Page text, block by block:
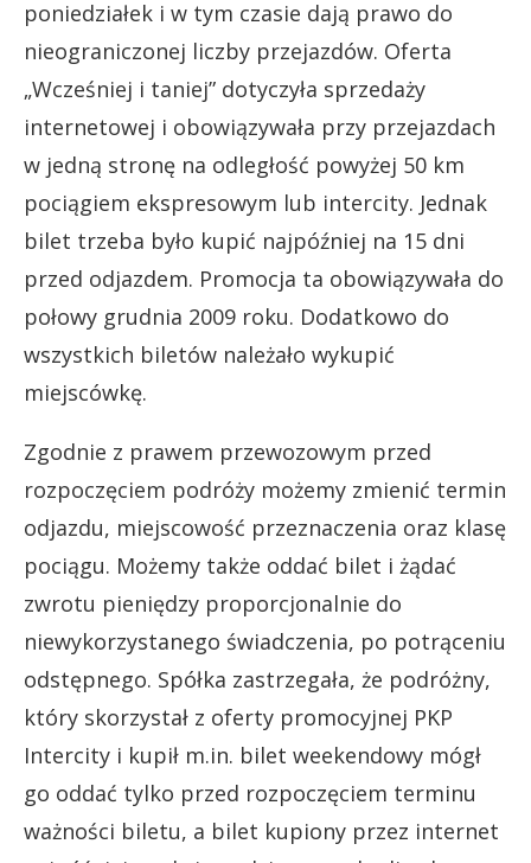
poniedziałek i w tym czasie dają prawo do
nieograniczonej liczby przejazdów. Oferta
„Wcześniej i taniej” dotyczyła sprzedaży
internetowej i obowiązywała przy przejazdach
w jedną stronę na odległość powyżej 50 km
pociągiem ekspresowym lub intercity. Jednak
bilet trzeba było kupić najpóźniej na 15 dni
przed odjazdem. Promocja ta obowiązywała do
połowy grudnia 2009 roku. Dodatkowo do
wszystkich biletów należało wykupić
miejscówkę.
Zgodnie z prawem przewozowym przed
rozpoczęciem podróży możemy zmienić termin
odjazdu, miejscowość przeznaczenia oraz klasę
pociągu. Możemy także oddać bilet i żądać
zwrotu pieniędzy proporcjonalnie do
niewykorzystanego świadczenia, po potrąceniu
odstępnego. Spółka zastrzegała, że podróżny,
który skorzystał z oferty promocyjnej PKP
Intercity i kupił m.in. bilet weekendowy mógł
go oddać tylko przed rozpoczęciem terminu
ważności biletu, a bilet kupiony przez internet